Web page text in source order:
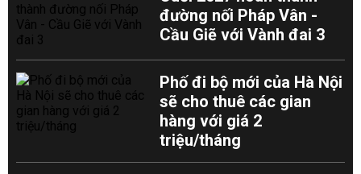
đường nối Pháp Vân -
Cầu Giẽ với Vành đai 3
Phố đi bộ mới của Hà Nội
sẽ cho thuê các gian
hàng với giá 2
triệu/tháng